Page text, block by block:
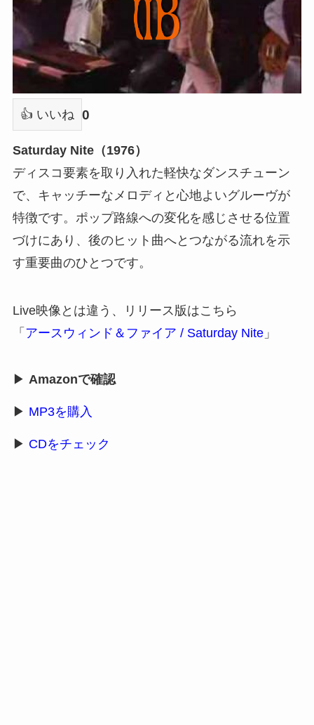
👍 いいね 0
Saturday Nite（1976）
ディスコ要素を取り入れた軽快なダンスチューン
で、キャッチーなメロディと心地よいグルーヴが
特徴です。ポップ路線への変化を感じさせる位置
づけにあり、後のヒット曲へとつながる流れを示
す重要曲のひとつです。
Live映像とは違う、リリース版はこちら
「 アースウィンド＆ファイア / Saturday Nite」
▶ Amazonで確認
▶ MP3を購入
▶ CDをチェック